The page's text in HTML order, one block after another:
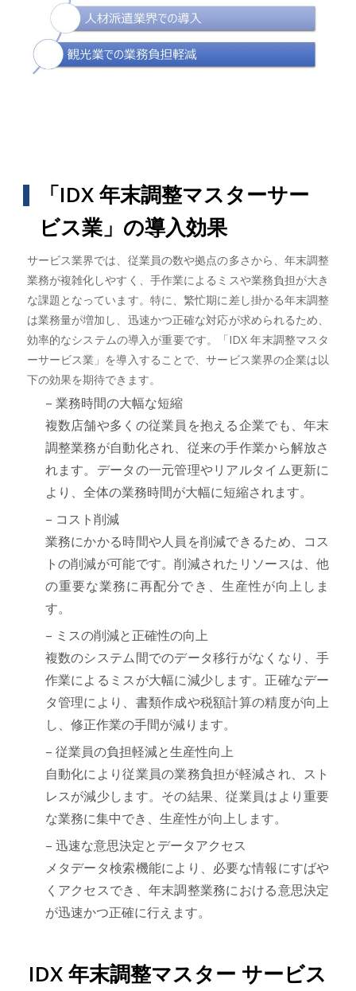
「IDX 年末調整マスターサー
ビス業」の導入効果
サービス業界では、従業員の数や拠点の多さから、年末調整
業務が複雑化しやすく、手作業によるミスや業務負担が大き
な課題となっています。特に、繁忙期に差し掛かる年末調整
は業務量が増加し、迅速かつ正確な対応が求められるため、
効率的なシステムの導入が重要です。「IDX 年末調整マスタ
ーサービス業」を導入することで、サービス業界の企業は以
下の効果を期待できます。
– 業務時間の大幅な短縮
複数店舗や多くの従業員を抱える企業でも、年末
調整業務が自動化され、従来の手作業から解放さ
れます。データの一元管理やリアルタイム更新に
より、全体の業務時間が大幅に短縮されます。
– コスト削減
業務にかかる時間や人員を削減できるため、コス
トの削減が可能です。削減されたリソースは、他
の重要な業務に再配分でき、生産性が向上しま
す。
– ミスの削減と正確性の向上
複数のシステム間でのデータ移行がなくなり、手
作業によるミスが大幅に減少します。正確なデー
タ管理により、書類作成や税額計算の精度が向上
し、修正作業の手間が減ります。
– 従業員の負担軽減と生産性向上
自動化により従業員の業務負担が軽減され、スト
レスが減少します。その結果、従業員はより重要
な業務に集中でき、生産性が向上します。
– 迅速な意思決定とデータアクセス
メタデータ検索機能により、必要な情報にすばや
くアクセスでき、年末調整業務における意思決定
が迅速かつ正確に行えます。
IDX 年末調整マスター サービス